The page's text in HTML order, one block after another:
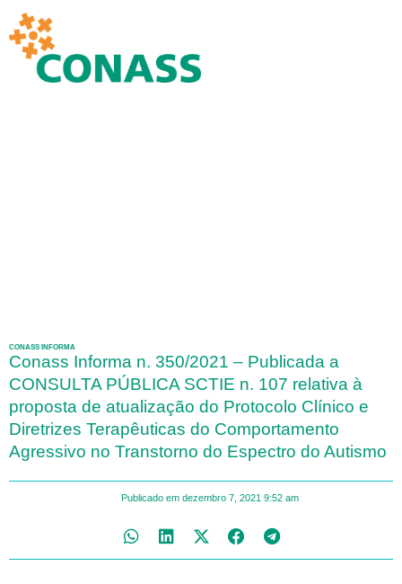
CONASS INFORMA
Conass Informa n. 350/2021 – Publicada a
CONSULTA PÚBLICA SCTIE n. 107 relativa à
proposta de atualização do Protocolo Clínico e
Diretrizes Terapêuticas do Comportamento
Agressivo no Transtorno do Espectro do Autismo
Publicado em dezembro 7, 2021 9:52 am